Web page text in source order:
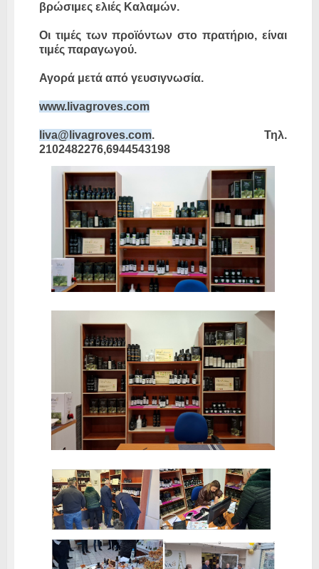
βρώσιμες ελιές Καλαμών.
Οι τιμές των προϊόντων στο πρατήριο, είναι
τιμές παραγωγού.
Αγορά μετά από γευσιγνωσία.
www.livagroves.com
liva@livagroves.com. Τηλ.
2102482276,6944543198